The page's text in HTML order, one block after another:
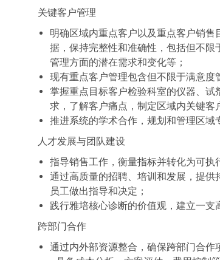
关键客户管理
明确区域内重点客户以及重点客户销售
据，保持完整性和准确性，包括但不限
管理方面的潜在需求和变化等；
现有重点客户管理包含但不限于满意度
掌握重点目标客户检验科室的仪器、
求，了解客户痛点，制定区域内关键客
推进系统的学术合作，规划和管理区域
人才发展与团队建设
指导销售工作，衡量指标并转化为可执
通过高质量的招聘、培训和发展，提供
员工做出指导和决定；
践行雅培核心诊断的价值观，建立一支
跨部门合作
通过内外部资源整合，确保跨部门合作